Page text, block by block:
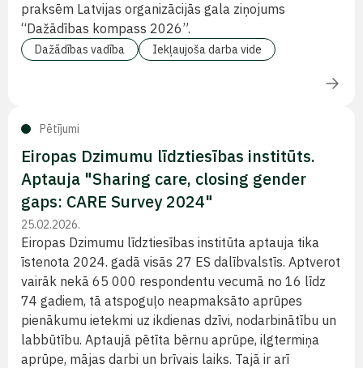
praksēm Latvijas organizācijās gala ziņojums
“Dažādības kompass 2026”.
Dažādības vadība Iekļaujoša darba vide
Pētījumi
Eiropas Dzimumu līdztiesības institūts.
Aptauja "Sharing care, closing gender
gaps: CARE Survey 2024"
25.02.2026.
Eiropas Dzimumu līdztiesības institūta aptauja tika
īstenota 2024. gadā visās 27 ES dalībvalstīs. Aptverot
vairāk nekā 65 000 respondentu vecumā no 16 līdz
74 gadiem, tā atspoguļo neapmaksāto aprūpes
pienākumu ietekmi uz ikdienas dzīvi, nodarbinātību un
labbūtību. Aptaujā pētīta bērnu aprūpe, ilgtermiņa
aprūpe, mājas darbi un brīvais laiks. Tajā ir arī